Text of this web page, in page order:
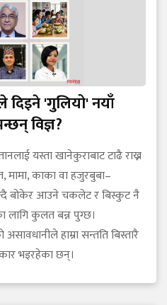
दिइने 'गुलियो' नयाँ
विज्ञ?
यस्ता खानेकुराबाट टाढै राख्न
काका वा हजुरबुबा–
बोकेर आउने चकलेट र बिस्कुट नै
लागि कुलत बन्न पुग्छ।
हाम्रा सन्तति बिस्तारै
भइरहेका छन्।